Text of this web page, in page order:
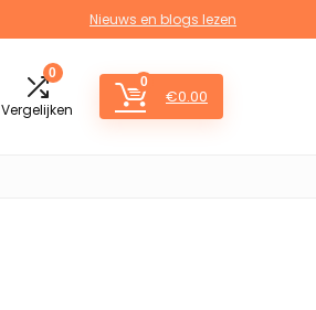
Nieuws en blogs lezen
0
Vergelijken
0
€0.00